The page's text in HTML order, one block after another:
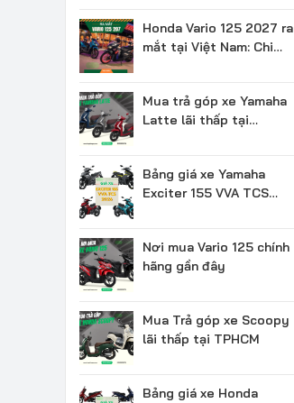
Honda Vario 125 2027 ra
mắt tại Việt Nam: Chi
Mua trả góp xe Yamaha
Latte lãi thấp tại
Bảng giá xe Yamaha
Exciter 155 VVA TCS
Nơi mua Vario 125 chính
hãng gần đây
Mua Trả góp xe Scoopy
lãi thấp tại TPHCM
Bảng giá xe Honda